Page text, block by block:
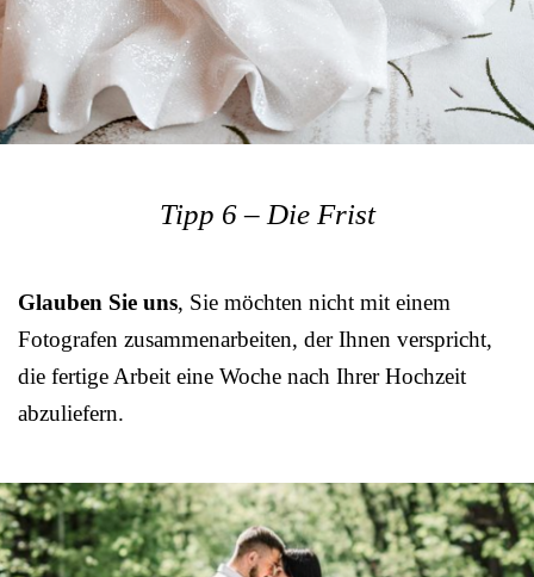
Tipp 6 – Die Frist
Glauben Sie uns, Sie möchten nicht mit einem
Fotografen zusammenarbeiten, der Ihnen verspricht,
die fertige Arbeit eine Woche nach Ihrer Hochzeit
abzuliefern.